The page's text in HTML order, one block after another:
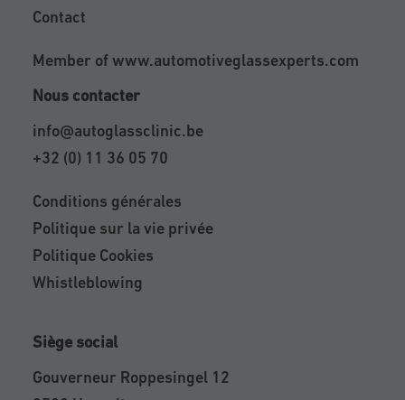
Contact
Member ofwww.automotiveglassexperts.com
Nous contacter
info@autoglassclinic.be
+32 (0) 11 36 05 70
Conditions générales
Politique sur la vie privée
Politique Cookies
Whistleblowing
Siège social
Gouverneur Roppesingel 12